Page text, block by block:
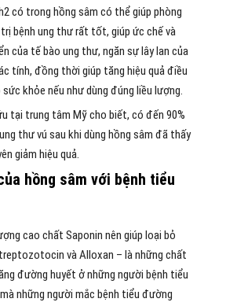
có trong hồng sâm có thể giúp phòng
bệnh ung thư rất tốt, giúp ức chế và
của tế bào ung thư, ngăn sự lây lan của
tính, đồng thời giúp tăng hiệu quả điều
khỏe nếu như dùng đúng liều lượng.
tại trung tâm Mỹ cho biết, có đến 90%
thư vú sau khi dùng hồng sâm đã thấy
giảm hiệu quả.
hồng sâm với bệnh tiểu
cao chất Saponin nên giúp loại bỏ
và Alloxan – là những chất
đường huyết ở những người bệnh tiểu
những người mắc bệnh tiểu đường